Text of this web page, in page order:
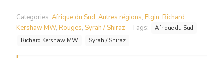
Categories: Afrique du Sud, Autres régions, Elgin, Richard
Kershaw MW, Rouges, Syrah / Shiraz Tags:
Afrique du Sud
Richard Kershaw MW
Syrah / Shiraz